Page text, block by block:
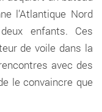
l’Atlantique Nord
enfants. Ces
de voile dans la
avec des
le convaincre que